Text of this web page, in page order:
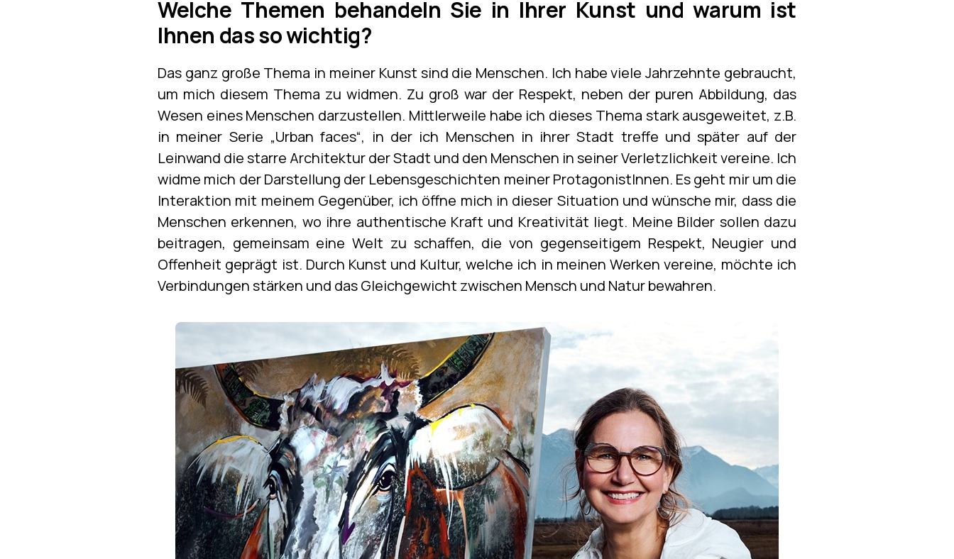
Welche Themen behandeln Sie in Ihrer Kunst und warum ist
Ihnen das so wichtig?
Das ganz große Thema in meiner Kunst sind die Menschen. Ich habe viele Jahrzehnte gebraucht,
um mich diesem Thema zu widmen. Zu groß war der Respekt, neben der puren Abbildung, das
Wesen eines Menschen darzustellen. Mittlerweile habe ich dieses Thema stark ausgeweitet, z.B.
in meiner Serie „Urban faces“, in der ich Menschen in ihrer Stadt treffe und später auf der
Leinwand die starre Architektur der Stadt und den Menschen in seiner Verletzlichkeit vereine. Ich
widme mich der Darstellung der Lebensgeschichten meiner ProtagonistInnen. Es geht mir um die
Interaktion mit meinem Gegenüber, ich öffne mich in dieser Situation und wünsche mir, dass die
Menschen erkennen, wo ihre authentische Kraft und Kreativität liegt. Meine Bilder sollen dazu
beitragen, gemeinsam eine Welt zu schaffen, die von gegenseitigem Respekt, Neugier und
Offenheit geprägt ist. Durch Kunst und Kultur, welche ich in meinen Werken vereine, möchte ich
Verbindungen stärken und das Gleichgewicht zwischen Mensch und Natur bewahren.